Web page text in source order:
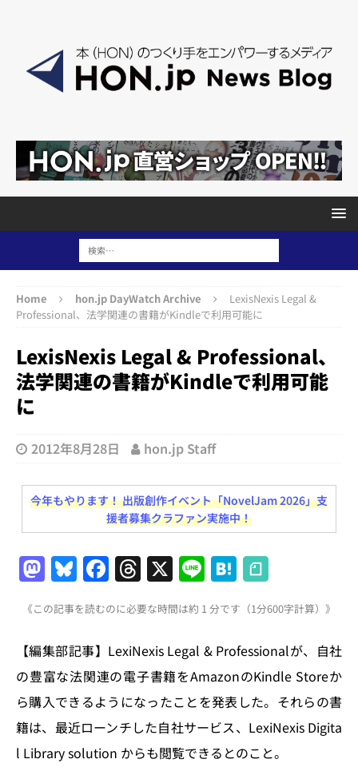
Home hon.jp DayWatch Archive
LexisNexis Legal &
Professional、法学関連の書籍がKindleで利用可能に
LexisNexis Legal & Professional、
法学関連の書籍がKindleで利用可能
に
2012年8月28日 hon.jp Staff
今年もやります！ 出版創作イベント「NovelJam 2026」支
援者募集クラファン実施中！
M
a
st
o
d
o
n
Bl
u
e
s
k
y
F
a
c
e
b
o
o
k
T
h
re
a
d
s
X Li
n
e
H
at
e
n
a
《この記事を読むのに必要な時間は約 1 分です（1分600字計算）》
【編集部記事】LexiNexis Legal & Professionalが、自社
の豊富な法関連の電子書籍をAmazonのKindle Storeか
ら購入できるようになったことを発表した。それらの書
籍は、最近ローンチした自社サービス、LexiNexis Digita
l Library solution からも閲覧できるとのこと。